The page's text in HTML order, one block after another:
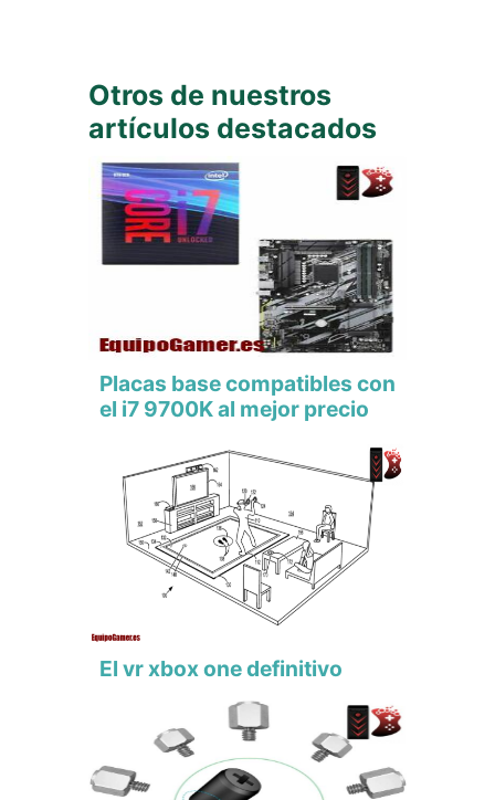
Otros de nuestros
artículos destacados
Placas base compatibles con
el i7 9700K al mejor precio
El vr xbox one definitivo